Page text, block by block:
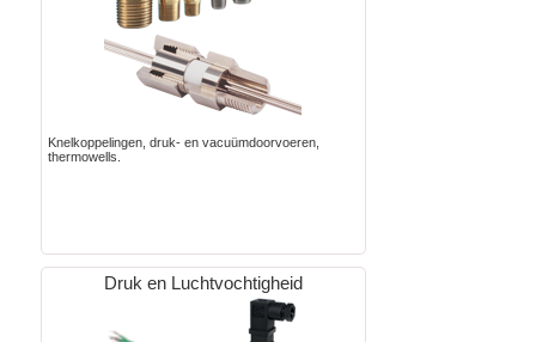
Knelkoppelingen, druk- en vacuümdoorvoeren,
thermowells.
Druk en Luchtvochtigheid